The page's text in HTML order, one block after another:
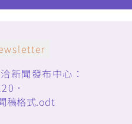
新聞發布中心：
．
稿格式.odt